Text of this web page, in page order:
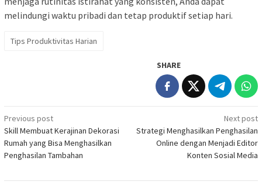
melindungi waktu pribadi dan tetap produktif setiap hari.
Tips Produktivitas Harian
SHARE
Post
navigation
Previous post
Skill Membuat Kerajinan Dekorasi
Rumah yang Bisa Menghasilkan
Penghasilan Tambahan
Next post
Strategi Menghasilkan Penghasilan
Online dengan Menjadi Editor
Konten Sosial Media